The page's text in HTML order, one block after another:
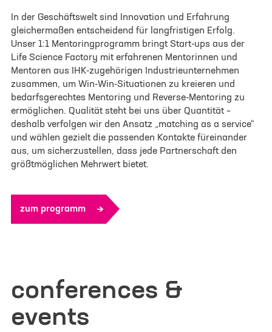
In der Geschäftswelt sind Innovation und Erfahrung
gleichermaßen entscheidend für langfristigen Erfolg.
Unser 1:1 Mentoringprogramm bringt Start-ups aus der
Life Science Factory mit erfahrenen Mentorinnen und
Mentoren aus IHK-zugehörigen Industrieunternehmen
zusammen, um Win-Win-Situationen zu kreieren und
bedarfsgerechtes Mentoring und Reverse-Mentoring zu
ermöglichen. Qualität steht bei uns über Quantität –
deshalb verfolgen wir den Ansatz „matching as a service“
und wählen gezielt die passenden Kontakte füreinander
aus, um sicherzustellen, dass jede Partnerschaft den
größtmöglichen Mehrwert bietet.
zum programm
conferences &
events